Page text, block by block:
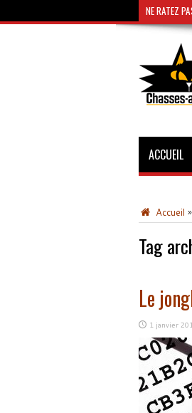
NE RATEZ
ACCUEIL
Accueil »
Tag
Le
1 janvier